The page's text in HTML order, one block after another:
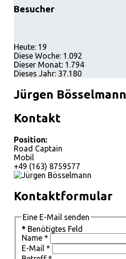
Besucher
Heute: 19
Diese Woche: 1.092
Dieser Monat: 1.794
Dieses Jahr: 37.180
Jürgen Bösselmann
Kontakt
Position:
Road Captain
Mobil
+49 (163) 8759577
Kontaktformular
Eine E-Mail senden
* Benötigtes Feld
Name *
E-Mail *